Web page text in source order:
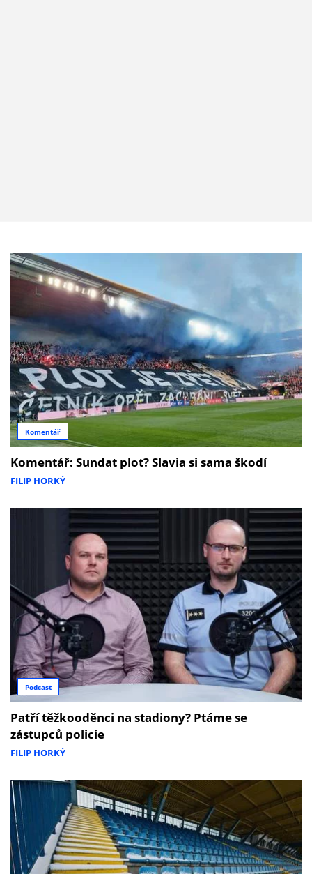
Komentář
Komentář: Sundat plot? Slavia si sama škodí
FILIP HORKÝ
Podcast
Patří těžkooděnci na stadiony? Ptáme se
zástupců policie
FILIP HORKÝ